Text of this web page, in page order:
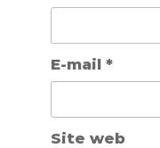
E-mail *
Site web